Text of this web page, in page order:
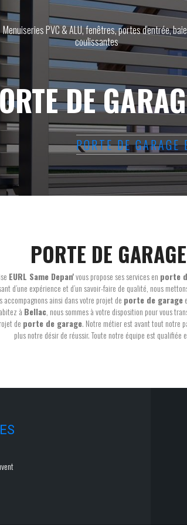
Menuiseries PVC & ALU, fenêtres, portes d'entrée,
coulissantes
DE
PORTE DE GARAGE
PORTE DE
EURL Same Depan'vous propose ses services en porte
d’une expérience et d’un savoir-faire de qualité, nous
accompagnons ainsi dans votre projet de porte de garage
à Bellac, nous sommes à votre disposition pour vous
de porte de garage. Notre métier est avant tout notre
plus notre désir de réussir. Toute notre équipe est